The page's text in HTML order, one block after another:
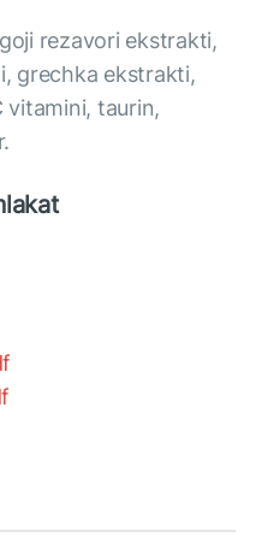
rezavori ekstrakti,
grechka ekstrakti,
vitamini, taurin,